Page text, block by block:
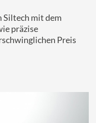
Siltech mit dem
präzise
Preis